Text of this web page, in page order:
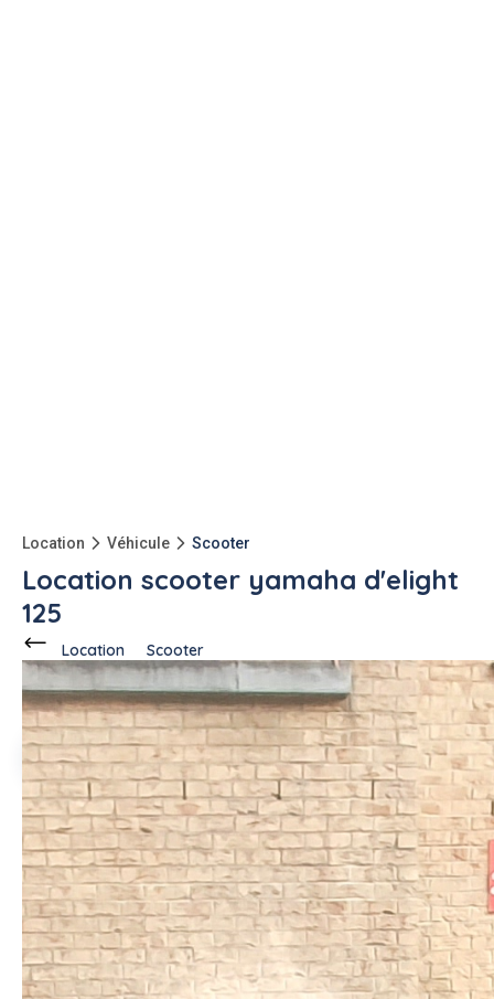
Location Véhicule Scooter
Location scooter yamaha d'elight
125
Location Scooter
Ce voisinpropose en locationà Paris (75012)
Billel A. 1 annonce
-150kgqu'à l'achat
Description de l'annonce
Je loue mon scooter 125 yamaha d'elight
#scooter